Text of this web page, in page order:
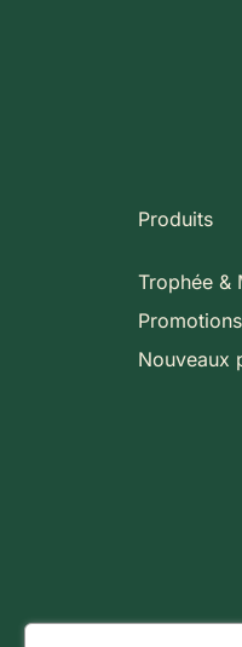
Produits
Trophée &
Promotions
Nouveaux